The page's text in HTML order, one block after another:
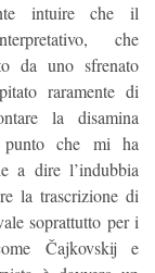
intuire che il
che
da uno sfrenato
raramente di
la disamina
punto che mi ha
a dire l’indubbia
la trascrizione di
soprattutto per i
Čajkovskij e